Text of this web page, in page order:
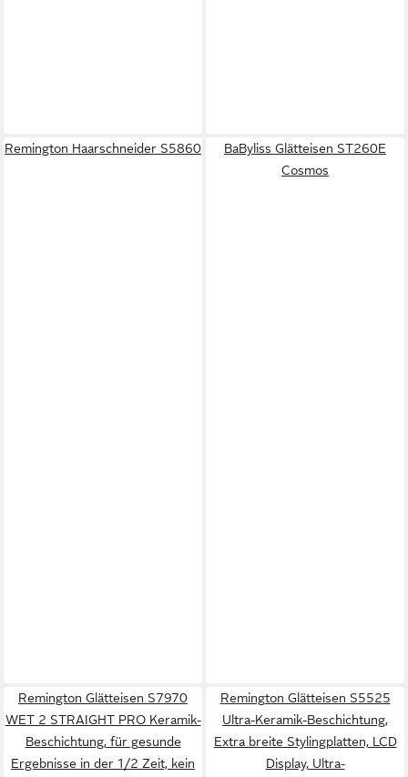
Remington Haarschneider S5860
BaByliss Glätteisen ST260E
Cosmos
Remington Glätteisen S7970
WET 2 STRAIGHT PRO Keramik-
Beschichtung, für gesunde
Ergebnisse in der 1/2 Zeit, kein
Remington Glätteisen S5525
Ultra-Keramik-Beschichtung,
Extra breite Stylingplatten, LCD
Display, Ultra-